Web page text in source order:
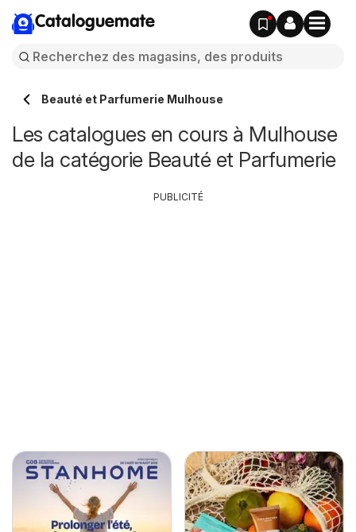
Cataloguemate
Beauté et Parfumerie Mulhouse
Les catalogues en cours à Mulhouse
de la catégorie Beauté et Parfumerie
PUBLICITÉ